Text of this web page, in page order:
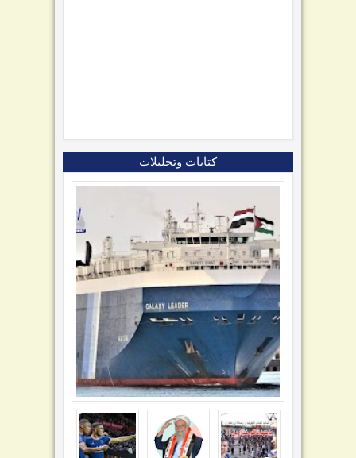
كتابات وتحليلات